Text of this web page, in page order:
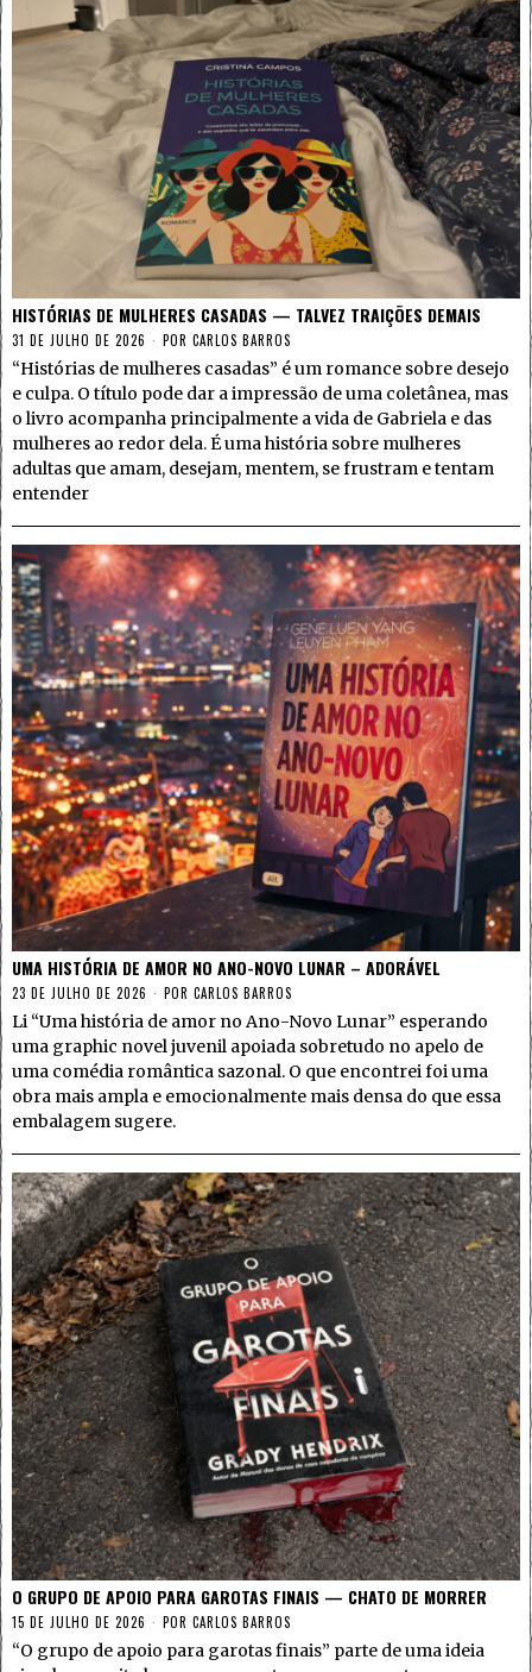
HISTÓRIAS DE MULHERES CASADAS — TALVEZ TRAIÇÕES DEMAIS
31 DE JULHO DE 2026 POR CARLOS BARROS
“Histórias de mulheres casadas” é um romance sobre desejo
e culpa. O título pode dar a impressão de uma coletânea, mas
o livro acompanha principalmente a vida de Gabriela e das
mulheres ao redor dela. É uma história sobre mulheres
adultas que amam, desejam, mentem, se frustram e tentam
entender
UMA HISTÓRIA DE AMOR NO ANO-NOVO LUNAR – ADORÁVEL
23 DE JULHO DE 2026 POR CARLOS BARROS
Li “Uma história de amor no Ano-Novo Lunar” esperando
uma graphic novel juvenil apoiada sobretudo no apelo de
uma comédia romântica sazonal. O que encontrei foi uma
obra mais ampla e emocionalmente mais densa do que essa
embalagem sugere.
O GRUPO DE APOIO PARA GAROTAS FINAIS — CHATO DE MORRER
15 DE JULHO DE 2026 POR CARLOS BARROS
“O grupo de apoio para garotas finais” parte de uma ideia